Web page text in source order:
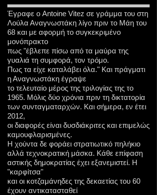
Έγραφε ο Antoine Vitez σε γράμμα του στη
Λούλα Αναγνωστάκη λίγο πριν το Μάη του
68 και με αφορμή το συγκεκριμένο
μονόπρακτο
πως "έβλεπε πίσω από τα μαύρα της
γυαλιά τη συμφορά, τον τρόμο.
Πως τα είχε καταλάβει όλα." Και πράγματι
η Αναγνωστάκη έγραψε
το τελευταίο μέρος της τριλογίας της το
1965. Μόλις δύο χρόνια πριν τη δικτατορία
των συνταγματαρχών. Και σήμερα, εν έτει
2012,
οι διαφορές είναι δυσδιάκριτες και επιμελώς
καμουφλαρισμένες.
Η χούντα δε φοράει στρατιωτικό πηλήκιο
αλλά τεχνοκρατική μάσκα. Κάθε επίφαση
αστικής δημοκρατίας έχει εξανεμιστεί. Η
"καρφίτσα"
και οι κοτζαμάνηδες της δεκαετίας του 60
έχουν αντικατασταθεί